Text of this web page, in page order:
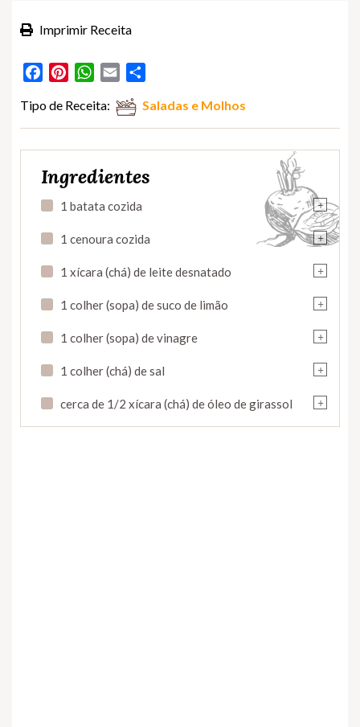
Imprimir Receita
FacebookPinterestWhatsApp
Email
Tipo de Receita: Saladas e Molhos
Ingredientes
+
1 batata cozida
+
1 cenoura cozida
+
1 xícara (chá) de leite desnatado
+
1 colher (sopa) de suco de limão
+
1 colher (sopa) de vinagre
+
1 colher (chá) de sal
+
cerca de 1/2 xícara (chá) de óleo de girassol